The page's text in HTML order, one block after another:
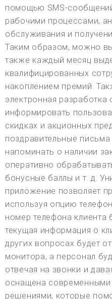
помощью SMS-
рабочими процессами,
обслуживания и
Таким образом, можно
также каждый месяц
квалифицированных
накоплением премий.
электронная
информировать
скидках и акционных
поздравительные
напоминать о наличии
оперативно
бонусные баллы и т. д.
приложение позволяет
используя опцию
номер телефона клиента
текущая информация о
других вопросах будет
монитора, а персонал
отвечая на звонки и
оснащена
решениями, которые